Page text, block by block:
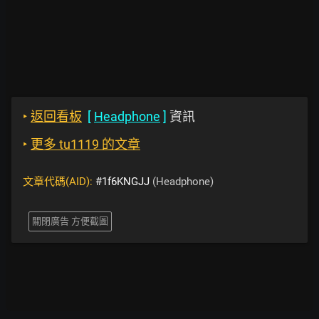
‣ 返回看板 [ Headphone ] 資訊
‣ 更多 tu1119 的文章
文章代碼(AID): #1f6KNGJJ (Headphone)
關閉廣告 方便截圖